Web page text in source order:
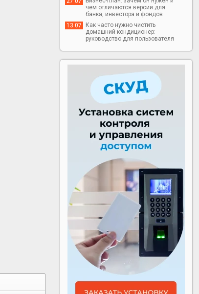
чем отличаются версии для
банка, инвестора и фондов
13 07
Как часто нужно чистить
домашний кондиционер:
руководство для пользователя